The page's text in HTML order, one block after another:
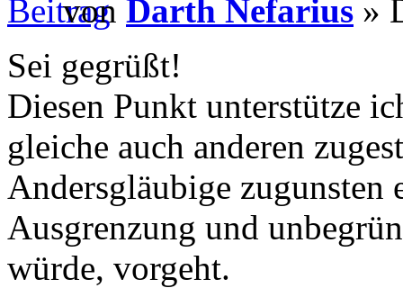
von Darth Nefarius »
Sei gegrüßt!
Diesen Punkt unterstütze
gleiche auch anderen
Andersgläubige
Ausgrenzung und
würde, vorgeht.